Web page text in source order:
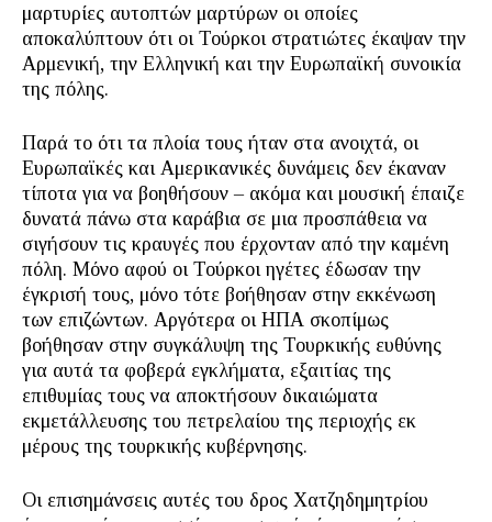
μαρτυρίες αυτοπτών μαρτύρων οι οποίες
αποκαλύπτουν ότι οι Τούρκοι στρατιώτες έκαψαν την
Αρμενική, την Ελληνική και την Ευρωπαϊκή συνοικία
της πόλης.
Παρά το ότι τα πλοία τους ήταν στα ανοιχτά, οι
Ευρωπαϊκές και Αμερικανικές δυνάμεις δεν έκαναν
τίποτα για να βοηθήσουν – ακόμα και μουσική έπαιζε
δυνατά πάνω στα καράβια σε μια προσπάθεια να
σιγήσουν τις κραυγές που έρχονταν από την καμένη
πόλη. Μόνο αφού οι Τούρκοι ηγέτες έδωσαν την
έγκρισή τους, μόνο τότε βοήθησαν στην εκκένωση
των επιζώντων. Αργότερα οι ΗΠΑ σκοπίμως
βοήθησαν στην συγκάλυψη της Τουρκικής ευθύνης
για αυτά τα φοβερά εγκλήματα, εξαιτίας της
επιθυμίας τους να αποκτήσουν δικαιώματα
εκμετάλλευσης του πετρελαίου της περιοχής εκ
μέρους της τουρκικής κυβέρνησης.
Οι επισημάνσεις αυτές του δρος Χατζηδημητρίου